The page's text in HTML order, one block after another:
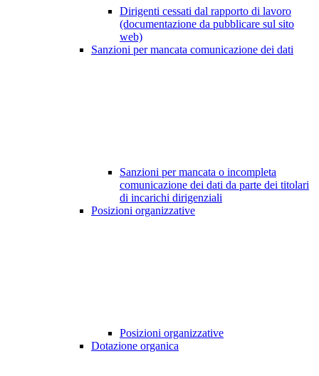
Dirigenti cessati dal rapporto di lavoro
(documentazione da pubblicare sul sito
web)
Sanzioni per mancata comunicazione dei dati
Sanzioni per mancata o incompleta
comunicazione dei dati da parte dei titolari
di incarichi dirigenziali
Posizioni organizzative
Posizioni organizzative
Dotazione organica